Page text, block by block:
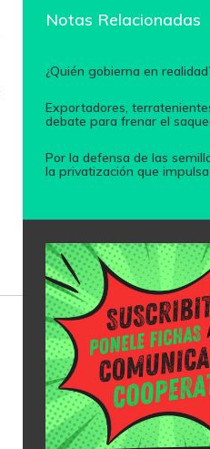
Notas Relacionadas
¿Quién gobierna en
Exportadores,
debate para frenar el
Por la defensa de las
la privatización que